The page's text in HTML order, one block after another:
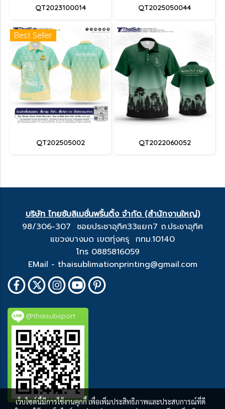
QT2023100014 QT2025050044
Best Seller
QT202505002 QT2022060052
บริษัท ไทยซับลิเมชั่นพริ้นติ้ง จำกัด (สำนักงานใหญ่)
98/306-307 ซอยประชาอุทิศ33แยก7 ถ.ประชาอุทิศ
แขวงบางมด เขตทุ่งครุ กทม.10140
โทร 0885816059
EMail - thaisublimationprinting@gmail.com
@thaisubsport
เว็บไซต์นี้มีการใช้งานคุกกี้ เพื่อเพิ่มประสิทธิภาพและประสบการณ์ที่ดี